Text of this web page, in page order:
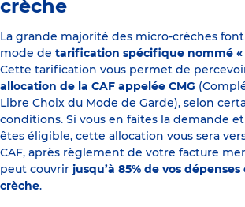
crèche
La grande majorité des micro-crèches font
mode de tarification spécifique nommé «
Cette tarification vous permet de
allocation de la CAF appelée CMG
Libre Choix du Mode de Garde), selon
conditions. Si vous en faites la demande
êtes éligible, cette allocation vous sera
CAF, après règlement de votre facture
peut couvrir jusqu’à 85% de vos
crèche.